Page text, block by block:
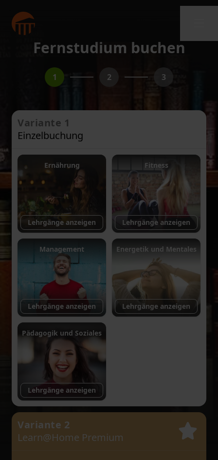
Fernstudium buchen
1 2 3
Variante 1
Einzelbuchung
Ernährung
Lehrgänge anzeigen
Fitness
Lehrgänge anzeigen
Management
Lehrgänge anzeigen
Energetik und Mentales
Lehrgänge anzeigen
Pädagogik und Soziales
Lehrgänge anzeigen
Variante 2
Learn@Home Premium